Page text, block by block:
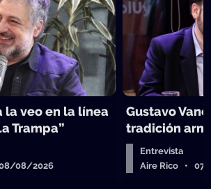
la veo en la línea
Trampa”
08/2026
Gustavo
tradición
Entrevista
Aire Rico •